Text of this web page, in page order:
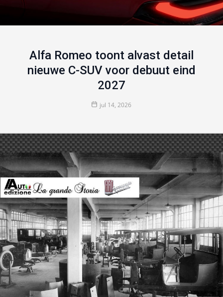
Alfa Romeo toont alvast detail
nieuwe C-SUV voor debuut eind
2027
jul 14, 2026